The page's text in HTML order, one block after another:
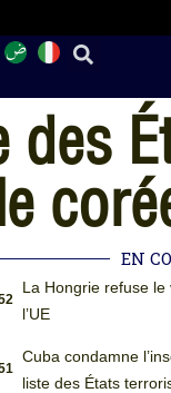
EN
La Hongrie refuse
l’UE
Cuba condamne
liste des États